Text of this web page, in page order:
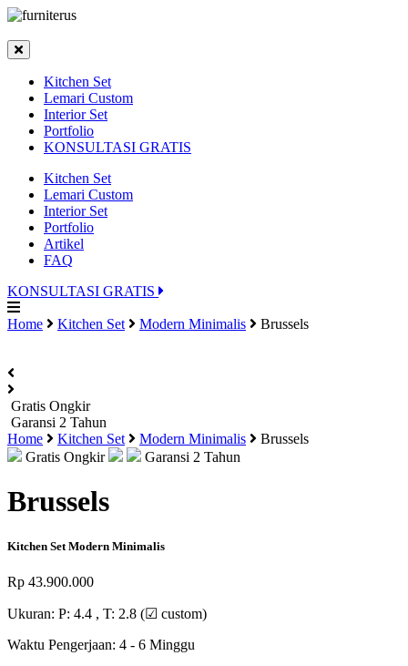
Kitchen Set
Lemari Custom
Interior Set
Portfolio
KONSULTASI GRATIS
Kitchen Set
Lemari Custom
Interior Set
Portfolio
Artikel
FAQ
KONSULTASI GRATIS
Home Kitchen Set Modern Minimalis Brussels
Gratis Ongkir
Garansi 2 Tahun
Home
Kitchen Set Modern Minimalis
Brussels
Gratis Ongkir
Garansi 2 Tahun
Brussels
Kitchen Set Modern Minimalis
Rp 43.900.000
Ukuran: P: 4.4 , T: 2.8 (☑ custom)
Waktu Pengerjaan: 4 - 6 Minggu